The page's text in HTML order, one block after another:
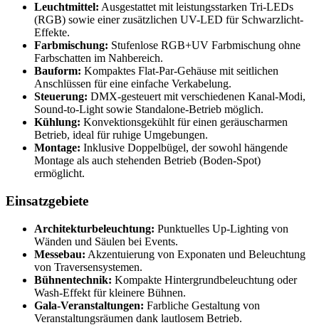
Leuchtmittel: Ausgestattet mit leistungsstarken Tri-LEDs
(RGB) sowie einer zusätzlichen UV-LED für Schwarzlicht-
Effekte.
Farbmischung: Stufenlose RGB+UV Farbmischung ohne
Farbschatten im Nahbereich.
Bauform: Kompaktes Flat-Par-Gehäuse mit seitlichen
Anschlüssen für eine einfache Verkabelung.
Steuerung: DMX-gesteuert mit verschiedenen Kanal-Modi,
Sound-to-Light sowie Standalone-Betrieb möglich.
Kühlung: Konvektionsgekühlt für einen geräuscharmen
Betrieb, ideal für ruhige Umgebungen.
Montage: Inklusive Doppelbügel, der sowohl hängende
Montage als auch stehenden Betrieb (Boden-Spot)
ermöglicht.
Einsatzgebiete
Architekturbeleuchtung: Punktuelles Up-Lighting von
Wänden und Säulen bei Events.
Messebau: Akzentuierung von Exponaten und Beleuchtung
von Traversensystemen.
Bühnentechnik: Kompakte Hintergrundbeleuchtung oder
Wash-Effekt für kleinere Bühnen.
Gala-Veranstaltungen: Farbliche Gestaltung von
Veranstaltungsräumen dank lautlosem Betrieb.